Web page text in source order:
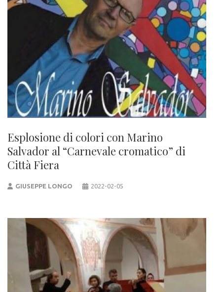
Esplosione di colori con Marino
Salvador al “Carnevale cromatico” di
Città Fiera
GIUSEPPE LONGO 2022-02-05